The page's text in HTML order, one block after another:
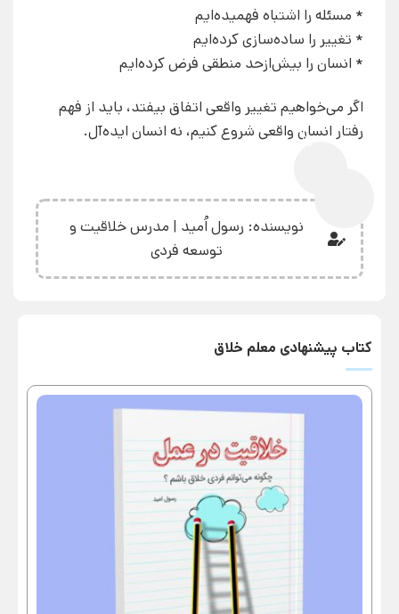
* مسئله را اشتباه فهمیده‌ایم
* تغییر را ساده‌سازی کرده‌ایم
* انسان را بیش‌ازحد منطقی فرض کرده‌ایم
اگر می‌خواهیم تغییر واقعی اتفاق بیفتد، باید از فهم
رفتار انسان واقعی شروع کنیم، نه انسان ایده‌آل.
0%
نویسنده: رسول اُمید | مدرس خلاقیت و
توسعه فردی
کتاب پیشنهادی معلم خلاق